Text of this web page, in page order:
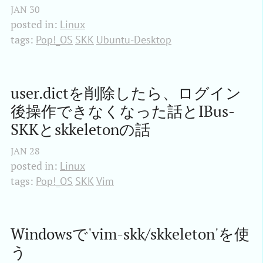
JAN 30
posted in: Linux
tags: Pop!_OS SKK Ubuntu-Desktop
user.dictを削除したら、ログイン
後操作できなくなった話とIBus-
SKKとskkeletonの話
JAN 28
posted in: Linux
tags: Pop!_OS SKK Vim
Windowsで'vim-skk/skkeleton'を使
う